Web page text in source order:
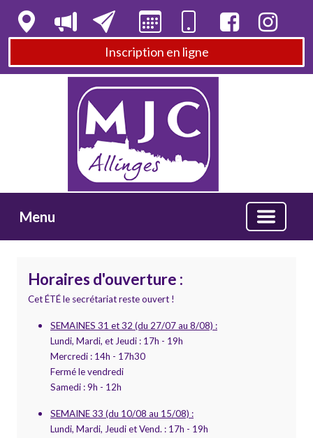
Inscription en ligne
Menu
Horaires d'ouverture :
Cet ÉTÉ le secrétariat reste ouvert !
SEMAINES 31 et 32 (du 27/07 au 8/08) :
Lundi, Mardi, et Jeudi : 17h - 19h
Mercredi : 14h - 17h30
Fermé le vendredi
Samedi : 9h - 12h
SEMAINE 33 (du 10/08 au 15/08) :
Lundi, Mardi, Jeudi et Vend. : 17h - 19h